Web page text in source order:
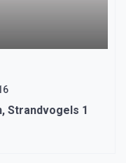
Strandvogels 1